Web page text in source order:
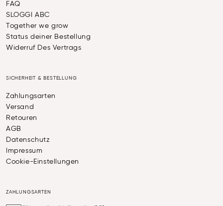
FAQ
SLOGGI ABC
Together we grow
Status deiner Bestellung
Widerruf Des Vertrags
SICHERHEIT & BESTELLUNG
Zahlungsarten
Versand
Retouren
AGB
Datenschutz
Impressum
Cookie-Einstellungen
ZAHLUNGSARTEN